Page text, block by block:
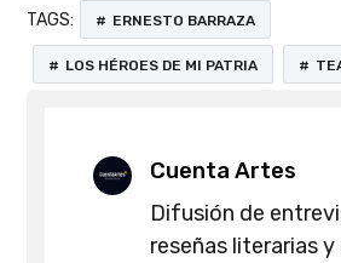
TAGS: ERNESTO BARRAZA
LOS HÉROES DE MI PATRIA
Cuenta Artes
Difusión de
reseñas literarias